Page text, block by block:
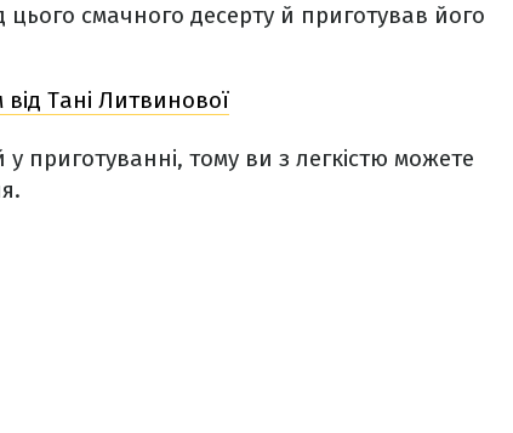
смачного десерту й приготував його
Тані Литвинової
приготуванні, тому ви з легкістю можете